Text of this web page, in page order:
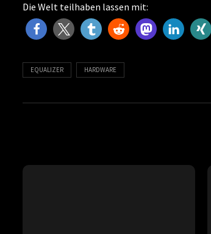
Die Welt teilhaben lassen mit:
EQUALIZER HARDWARE